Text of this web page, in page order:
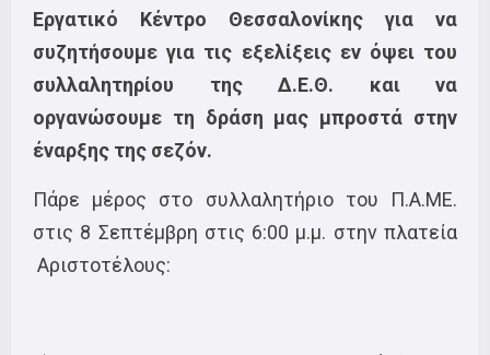
Εργατικό Κέντρο Θεσσαλονίκης για να
συζητήσουμε για τις εξελίξεις εν όψει του
συλλαλητηρίου της Δ.Ε.Θ. και να
οργανώσουμε τη δράση μας μπροστά στην
έναρξης της σεζόν.
Πάρε μέρος στο συλλαλητήριο του Π.Α.ΜΕ.
στις 8 Σεπτέμβρη στις 6:00 μ.μ. στην πλατεία
Αριστοτέλους: